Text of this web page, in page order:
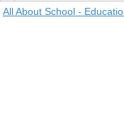
All About School -